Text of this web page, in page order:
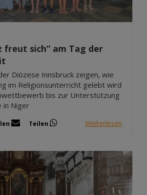
freut sich“ am Tag der
Diözese Innsbruck zeigen, wie
im Religionsunterricht gelebt wird
bis zur Unterstützung
in Niger
Teilen Weiterlesen